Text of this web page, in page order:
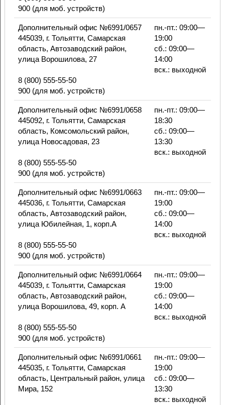
900 (для моб. устройств)
Дополнительный офис №6991/0657
445039, г. Тольятти, Самарская
область, Автозаводский район,
улица Ворошилова, 27
8 (800) 555-55-50
900 (для моб. устройств)
пн.-пт.: 09:00—
19:00
сб.: 09:00—
14:00
вск.: выходной
Дополнительный офис №6991/0658
445092, г. Тольятти, Самарская
область, Комсомольский район,
улица Новосадовая, 23
8 (800) 555-55-50
900 (для моб. устройств)
пн.-пт.: 09:00—
18:30
сб.: 09:00—
13:30
вск.: выходной
Дополнительный офис №6991/0663
445036, г. Тольятти, Самарская
область, Автозаводский район,
улица Юбилейная, 1, корп.А
8 (800) 555-55-50
900 (для моб. устройств)
пн.-пт.: 09:00—
19:00
сб.: 09:00—
14:00
вск.: выходной
Дополнительный офис №6991/0664
445039, г. Тольятти, Самарская
область, Автозаводский район,
улица Ворошилова, 49, корп. А
8 (800) 555-55-50
900 (для моб. устройств)
пн.-пт.: 09:00—
19:00
сб.: 09:00—
14:00
вск.: выходной
Дополнительный офис №6991/0661
445035, г. Тольятти, Самарская
область, Центральный район, улица
Мира, 152
пн.-пт.: 09:00—
19:00
сб.: 09:00—
13:30
вск.: выходной